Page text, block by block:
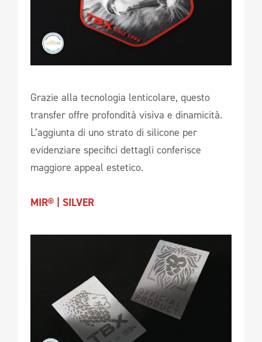
Grazie alla tecnologia lenticolare, questo
transfer offre profondità visiva e dinamicità.
L’aggiunta di uno strato di silicone per
evidenziare specifici dettagli conferisce
maggiore appeal estetico.
MIR® | SILVER